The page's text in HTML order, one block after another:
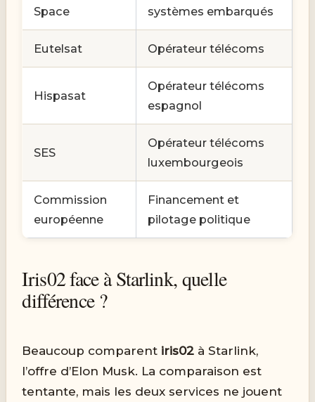
Space
systèmes embarqués
Eutelsat Opérateur télécoms
Hispasat
Opérateur télécoms
espagnol
SES
Opérateur télécoms
luxembourgeois
Commission
européenne
Financement et
pilotage politique
Iris02 face à Starlink, quelle
différence ?
Beaucoup comparent iris02 à Starlink,
l’offre d’Elon Musk. La comparaison est
tentante, mais les deux services ne jouent